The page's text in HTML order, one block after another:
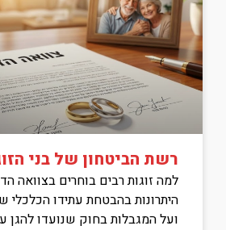
רשת הביטחון של בני
למה זוגות רבים בוחרים בצוואה
היתרונות בהבטחת עתידו הכלכלי
ועל המגבלות בחוק שנועדו להגן